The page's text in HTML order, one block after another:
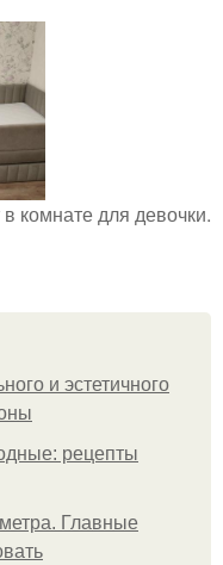
комнате для девочки.
и эстетичного
рецепты
Главные